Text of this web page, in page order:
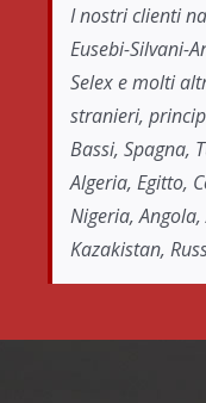
I nostri clienti
Eusebi-Silvani-
Selex e molti
stranieri,
Bassi, Spagna,
Algeria, Egitto,
Nigeria,
Kazakistan,